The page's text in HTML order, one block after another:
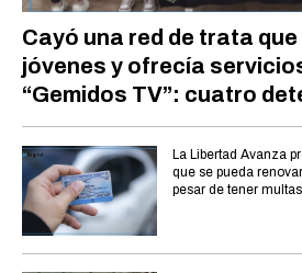
Cayó una red de trata
jóvenes y ofrecía
“Gemidos TV”: cuatro
La Libertad Avanza
que se pueda
pesar de tener multas